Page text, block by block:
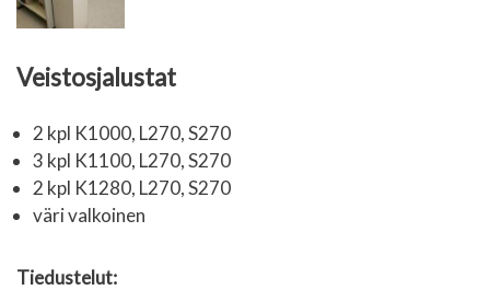
Veistosjalustat
2 kpl K1000, L270, S270
3 kpl K1100, L270, S270
2 kpl K1280, L270, S270
väri valkoinen
Tiedustelut: